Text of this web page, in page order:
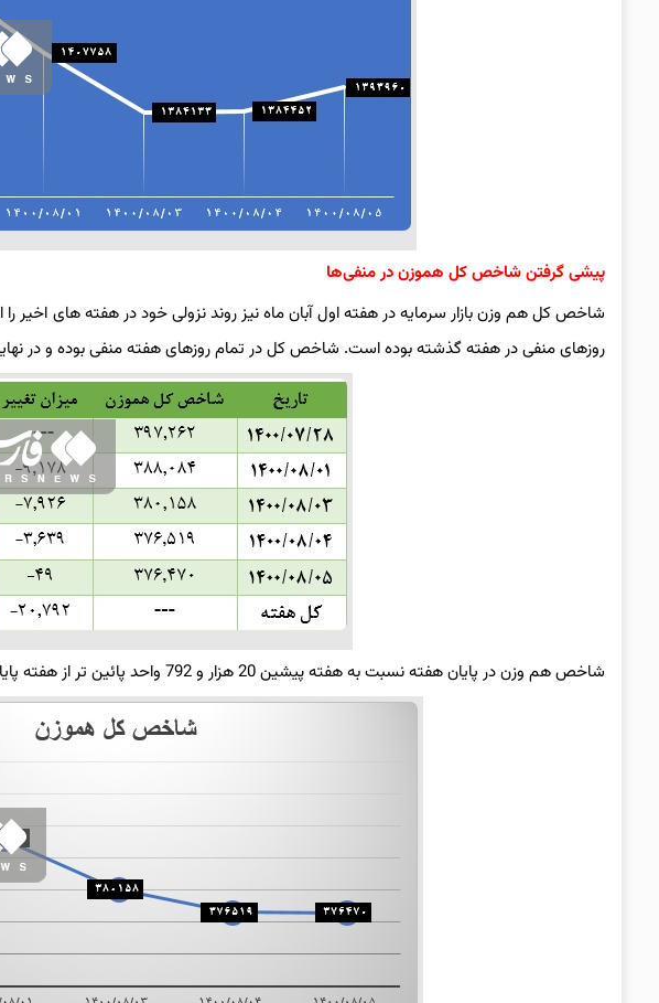
پیشی گرفتن شاخص کل هموزن در منفی‌ها
شاخص کل هم وزن بازار سرمایه در هفته اول آبان ماه نیز روند نزولی خود در هفته های
روزهای منفی در هفته گذشته بوده است. شاخص کل در تمام روزهای هفته منفی بوده و در نهایت بازدهی منفی 5.23
شاخص هم وزن در پایان هفته نسبت به هفته پیشین 20 هزار و 792 واحد پائین ‌تر از هفته پایانی مهرماه ایستاد و به رقم 376 هزار و 470 واحد رسید.